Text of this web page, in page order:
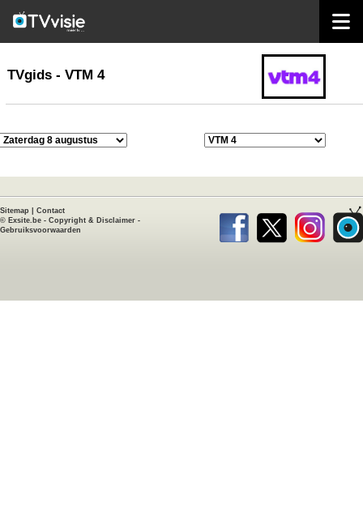
TVgids
TVgids - VTM 4
Sitemap
Contact
© Exsite.be - Copyright & Disclaimer -
Gebruiksvoorwaarden